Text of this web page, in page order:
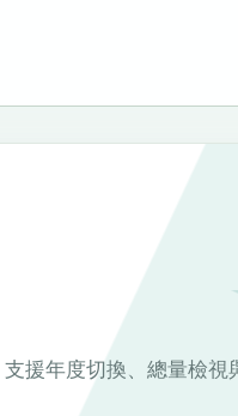
援年度切換、總量檢視